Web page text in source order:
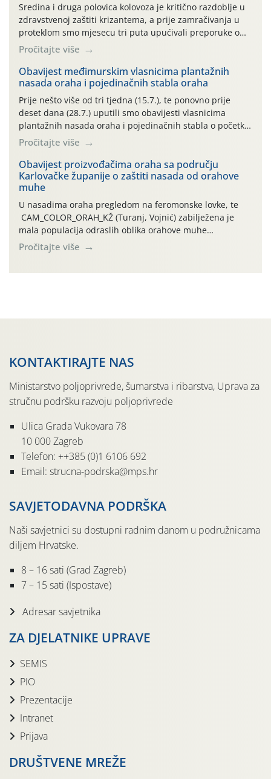
Sredina i druga polovica kolovoza je kritično razdoblje u
zdravstvenoj zaštiti krizantema, a prije zamračivanja u
proteklom smo mjesecu tri puta upućivali preporuke o
preventivnim mjerama zaštite krizantema od najčešćih
uzročnika bolesti, štetnika i fito-fagnih grinja (23.7., 14.7.,
06.7.)! Na početku ovog mjeseca je zabilježeno je
povijesno i ekstremno vruće meteorološko razdoblje, uz
najviše temperature […]
Pročitajte više
Obavijest međimurskim vlasnicima plantažnih
nasada oraha i pojedinačnih stabla oraha
Prije nešto više od tri tjedna (15.7.), te ponovno prije
deset dana (28.7.) uputili smo obavijesti vlasnicima
plantažnih nasada oraha i pojedinačnih stabla o početku
leta i ovogodišnjoj potrebi usmjerenog suzbijanja
orahove muhe (Rhagoletis completa)! Već dvanaest dana
traje drugi ovogodišnji “toplinski udar”, koji naročito
izražen zadnja šest dana (31.7.-05.8.), jer najviše
temperature zraka svakodnevno […]
Pročitajte više
Obavijest proizvođačima oraha sa području
Karlovačke županije o zaštiti nasada od orahove
muhe
U nasadima oraha pregledom na feromonske lovke, te
CAM_COLOR_ORAH_KŽ (Turanj, Vojnić) zabilježena je
mala populacija odraslih oblika orahove muhe
(Rhagoletis completa). Niska brojnost može se objasniti
činjenicom da je riječ o mladim nasadima s vrlo malim
Pročitajte više
KONTAKTIRAJTE NAS
Ministarstvo poljoprivrede, šumarstva i ribarstva, Uprava za
stručnu podršku razvoju poljoprivrede
Ulica Grada Vukovara 78
10 000 Zagreb
Telefon: ++385 (0)1 6106 692
Email: strucna-podrska@mps.hr
SAVJETODAVNA PODRŠKA
Naši savjetnici su dostupni radnim danom u podružnicama
diljem Hrvatske.
8 – 16 sati (Grad Zagreb)
7 – 15 sati (Ispostave)
Adresar savjetnika
ZA DJELATNIKE UPRAVE
SEMIS
PIO
Prezentacije
Intranet
Prijava
DRUŠTVENE MREŽE